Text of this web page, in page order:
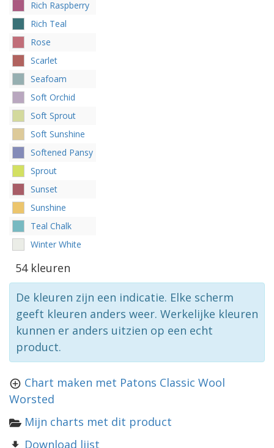
Rich Raspberry
Rich Teal
Rose
Scarlet
Seafoam
Soft Orchid
Soft Sprout
Soft Sunshine
Softened Pansy
Sprout
Sunset
Sunshine
Teal Chalk
Winter White
54 kleuren
De kleuren zijn een indicatie. Elke scherm
geeft kleuren anders weer. Werkelijke kleuren
kunnen er anders uitzien op een echt
product.
Chart maken met Patons Classic Wool
Worsted
Mijn charts met dit product
Download lijst